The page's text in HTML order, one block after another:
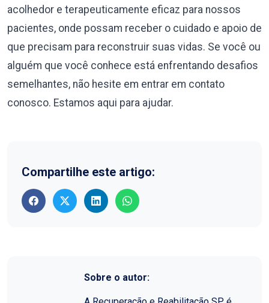
acolhedor e terapeuticamente eficaz para nossos
pacientes, onde possam receber o cuidado e apoio de
que precisam para reconstruir suas vidas. Se você ou
alguém que você conhece está enfrentando desafios
semelhantes, não hesite em entrar em contato
conosco. Estamos aqui para ajudar.
Compartilhe este artigo:
Sobre o autor: